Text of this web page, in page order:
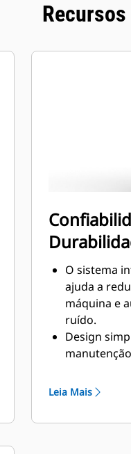
O sistema
ajuda a
máquina e
ruído.
Design
custos de
são
Leia Mais